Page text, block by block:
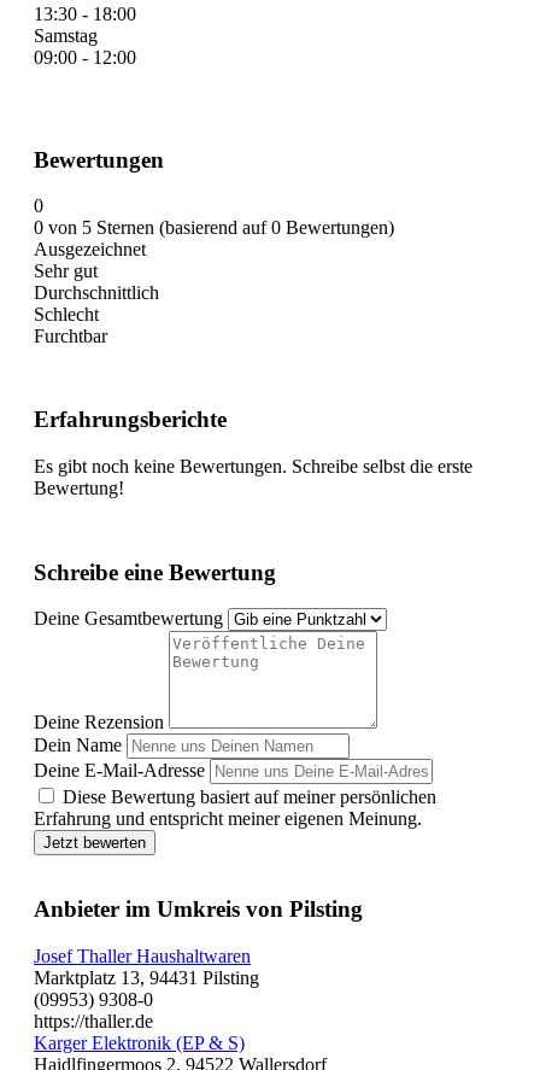
13:30 - 18:00
Samstag
09:00 - 12:00
Bewertungen
0
0 von 5 Sternen (basierend auf 0 Bewertungen)
Ausgezeichnet
Sehr gut
Durchschnittlich
Schlecht
Furchtbar
Erfahrungsberichte
Es gibt noch keine Bewertungen. Schreibe selbst die erste
Bewertung!
Schreibe eine Bewertung
Deine Gesamtbewertung
Deine Rezension
Dein Name
Deine E-Mail-Adresse
Diese Bewertung basiert auf meiner persönlichen
Erfahrung und entspricht meiner eigenen Meinung.
Jetzt bewerten
Anbieter im Umkreis von Pilsting
Josef Thaller Haushaltwaren
Marktplatz 13, 94431 Pilsting
(09953) 9308-0
https://thaller.de
Karger Elektronik (EP & S)
Haidlfingermoos 2, 94522 Wallersdorf